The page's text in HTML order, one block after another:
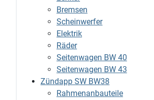
Bremsen
Scheinwerfer
Elektrik
Räder
Seitenwagen BW 40
Seitenwagen BW 43
Zündapp SW BW38
Rahmenanbauteile